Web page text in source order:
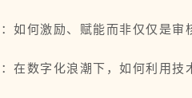
：如何激励、赋能而非仅仅是审
：在数字化浪潮下，如何利用技